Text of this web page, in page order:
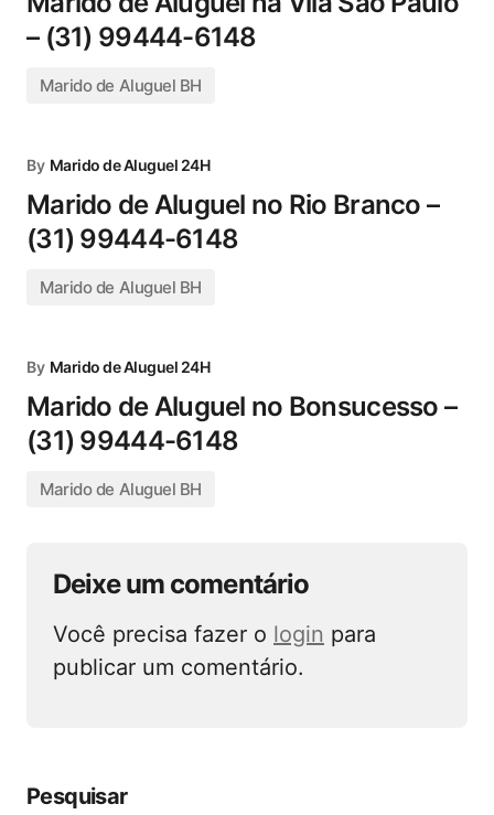
– (31) 99444-6148
Marido de Aluguel BH
By Marido de Aluguel 24H
Marido de Aluguel no Rio Branco –
(31) 99444-6148
Marido de Aluguel BH
By Marido de Aluguel 24H
Marido de Aluguel no Bonsucesso –
(31) 99444-6148
Marido de Aluguel BH
Deixe um comentário
Você precisa fazer o login para
publicar um comentário.
Pesquisar